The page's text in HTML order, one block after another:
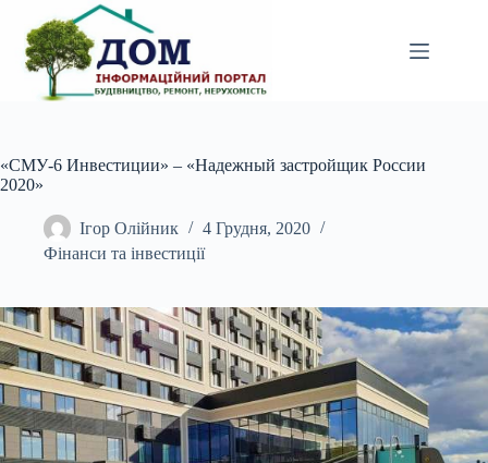
вмісту
«СМУ-6 Инвестиции» – «Надежный застройщик России
2020»
Ігор Олійник
4 Грудня, 2020
Фінанси та інвестиції